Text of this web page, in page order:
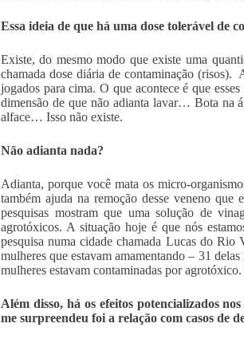
Essa ideia de que há uma dose tolerável de
Existe, do mesmo modo que existe uma
chamada dose diária de contaminação (risos).
jogados para cima. O que acontece é que
dimensão de que não adianta lavar… Bota na
alface… Isso não existe.
Não adianta nada?
Adianta, porque você mata os micro-
também ajuda na remoção desse veneno que
pesquisas mostram que uma solução de
agrotóxicos. A situação hoje é que nós
pesquisa numa cidade chamada Lucas do
mulheres que estavam amamentando – 31
mulheres estavam contaminadas por
Além disso, há os efeitos potencializados
me surpreendeu foi a relação com casos de